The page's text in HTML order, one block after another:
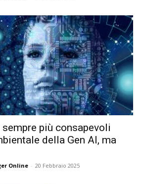
più consapevoli
della Gen AI, ma
Online - 20 Febbraio 2025